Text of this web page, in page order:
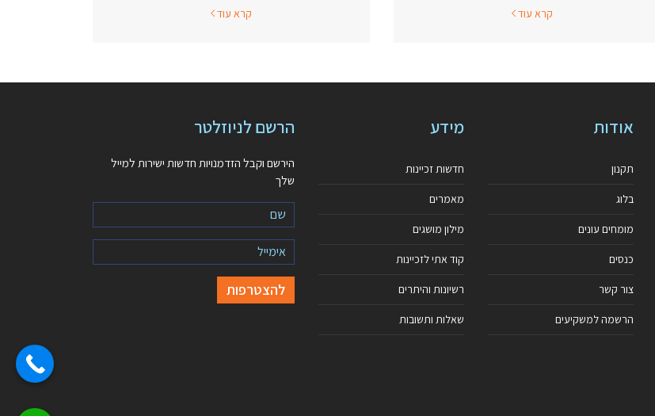
קרא עוד קרא עוד
אודות
תקנון
בלוג
מומחים עונים
כנסים
צור קשר
הרשמה למשקיעים
מידע
חדשות זכיינות
מאמרים
מילון מושגים
קוד אתי לזכיינות
רשיונות והיתרים
שאלות ותשובות
הרשם לניוזלטר
הירשם וקבל הזדמנויות חדשות ישירות למייל
שלך